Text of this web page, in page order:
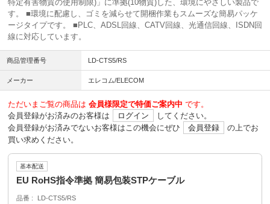
特定有害物質の使用制限)」に準拠(10物質)した、環境にやさしい製品で
す。 ■環境に配慮し、ゴミを減らせて開梱作業もスムーズな簡易パッケ
ージタイプです。 ■PLC、ADSL回線、CATV回線、光通信回線、ISDN回
線に対応しています。
商品管理番号 LD-CTS5/RS
メーカー エレコム/ELECOM
ただいまご覧の商品は 会員様限定で特価ご案内中 です。
会員登録がお済みのお客様は
ログイン
してください。
会員登録がお済みでないお客様はこの機会にぜひ
会員登録
の上でお
買い求めください。
基本配送
EU RoHS指令準拠 簡易包装STPケーブル
品番
LD-CTS5/RS